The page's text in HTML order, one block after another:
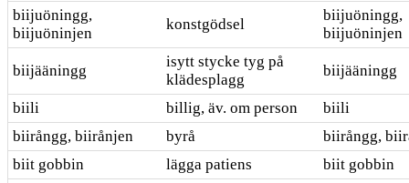
biijuöningg,
biijuöninjen
konstgödsel
biijuöningg,
biijuöninjen
biijääningg
isytt stycke tyg på
klädesplagg
biijääningg
biili billig, äv. om person
biili
biirångg, biirånjen
byrå
biirångg,
biit gobbin
lägga patiens biit gobbin